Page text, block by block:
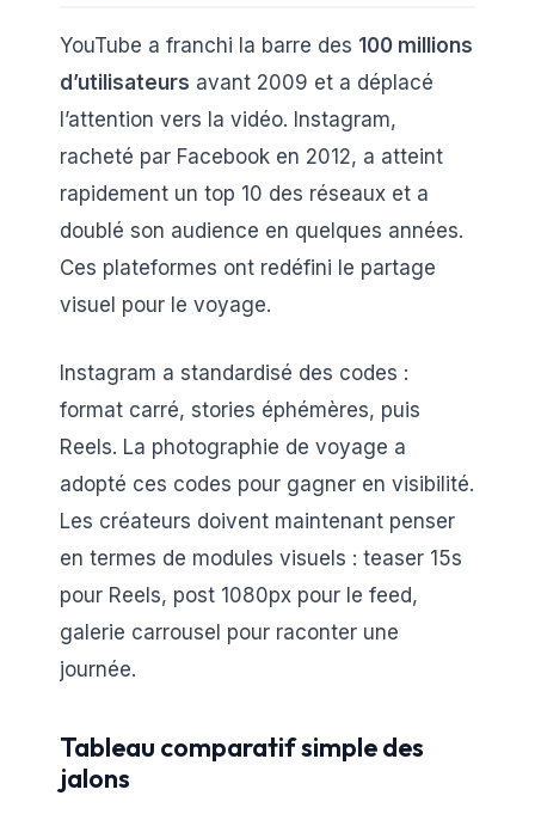
YouTube a franchi la barre des 100 millions
d’utilisateurs avant 2009 et a déplacé
l’attention vers la vidéo. Instagram,
racheté par Facebook en 2012, a atteint
rapidement un top 10 des réseaux et a
doublé son audience en quelques années.
Ces plateformes ont redéfini le partage
visuel pour le voyage.
Instagram a standardisé des codes :
format carré, stories éphémères, puis
Reels. La photographie de voyage a
adopté ces codes pour gagner en visibilité.
Les créateurs doivent maintenant penser
en termes de modules visuels : teaser 15s
pour Reels, post 1080px pour le feed,
galerie carrousel pour raconter une
journée.
Tableau comparatif simple des
jalons